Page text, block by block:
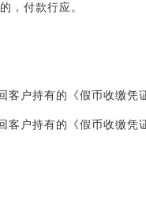
，付款行应。
客户持有的《假币收缴凭
客户持有的《假币收缴凭